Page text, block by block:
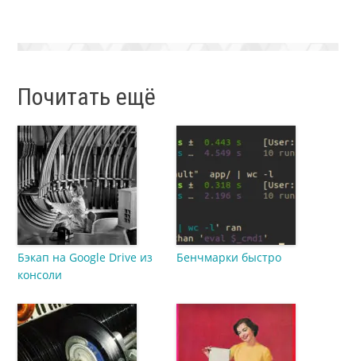
Почитать ещё
Бэкап на Google Drive из
консоли
Бенчмарки быстро